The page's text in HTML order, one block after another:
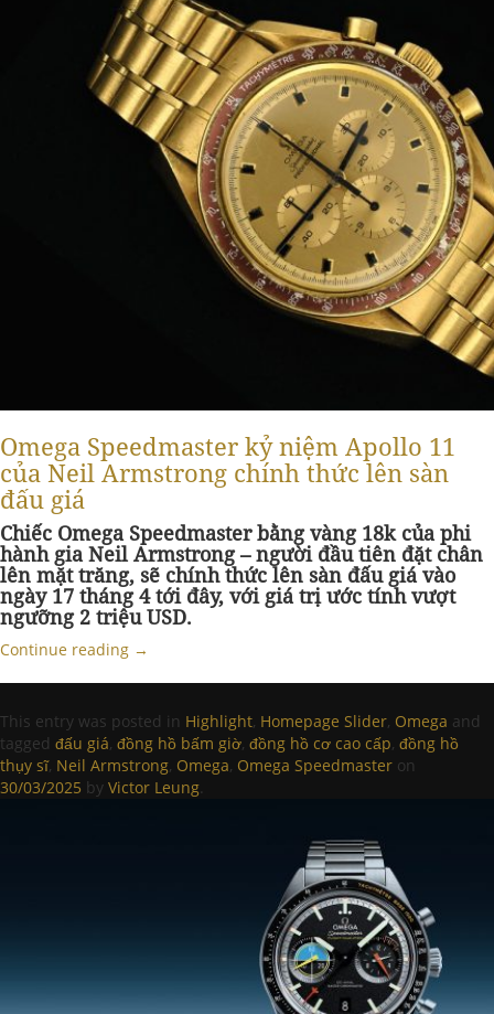
Omega Speedmaster kỷ niệm Apollo 11
của Neil Armstrong chính thức lên sàn
đấu giá
Chiếc Omega Speedmaster bằng vàng 18k của phi
hành gia Neil Armstrong – người đầu tiên đặt chân
lên mặt trăng, sẽ chính thức lên sàn đấu giá vào
ngày 17 tháng 4 tới đây, với giá trị ước tính vượt
ngưỡng 2 triệu USD.
Continue reading →
This entry was posted in Highlight, Homepage Slider, Omega and
tagged đấu giá, đồng hồ bấm giờ, đồng hồ cơ cao cấp, đồng hồ
thụy sĩ, Neil Armstrong, Omega, Omega Speedmaster on
30/03/2025 by Victor Leung.